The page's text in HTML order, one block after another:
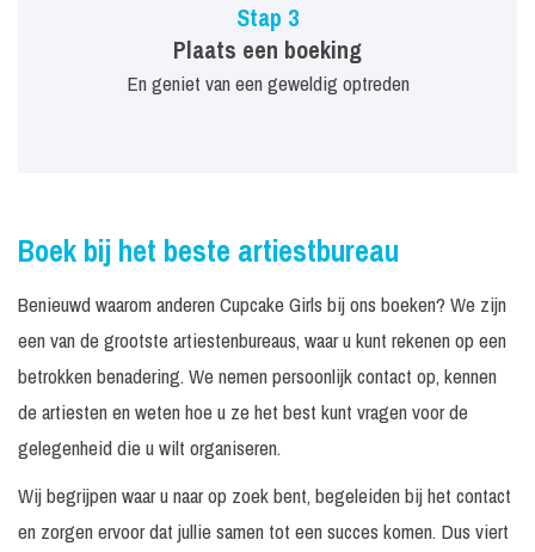
Stap 3
Plaats een boeking
En geniet van een geweldig optreden
Boek bij het beste artiestbureau
Benieuwd waarom anderen Cupcake Girls bij ons boeken? We zijn
een van de grootste artiestenbureaus, waar u kunt rekenen op een
betrokken benadering. We nemen persoonlijk contact op, kennen
de artiesten en weten hoe u ze het best kunt vragen voor de
gelegenheid die u wilt organiseren.
Wij begrijpen waar u naar op zoek bent, begeleiden bij het contact
en zorgen ervoor dat jullie samen tot een succes komen. Dus viert